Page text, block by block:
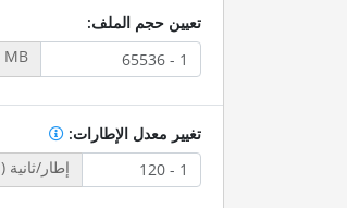
تعيين حجم الملف:
MB
تغيير معدل الإطارات:
إطار/ثانية (fps)